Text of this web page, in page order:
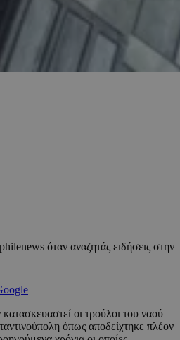
όταν αναζητάς ειδήσεις στην
οι τρούλοι του ναού
όπως αποδείχτηκε πλέον